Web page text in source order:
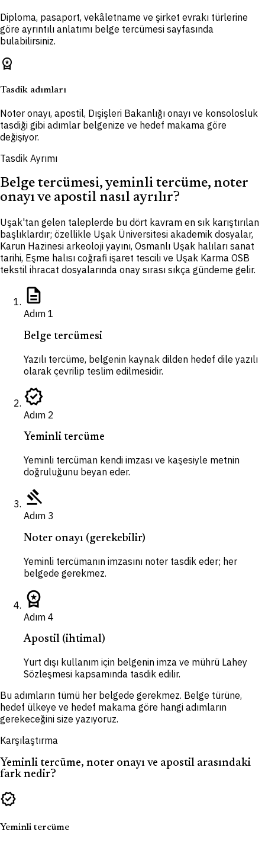
Diploma, pasaport, vekâletname ve şirket evrakı türlerine
göre ayrıntılı anlatımı belge tercümesi sayfasında
bulabilirsiniz.
workspace_premium
Tasdik adımları
Noter onayı, apostil, Dışişleri Bakanlığı onayı ve konsolosluk
tasdiği gibi adımlar belgenize ve hedef makama göre
değişiyor.
Tasdik Ayrımı
Belge tercümesi, yeminli tercüme, noter
onayı ve apostil nasıl ayrılır?
Uşak'tan gelen taleplerde bu dört kavram en sık karıştırılan
başlıklardır; özellikle Uşak Üniversitesi akademik dosyalar,
Karun Hazinesi arkeoloji yayını, Osmanlı Uşak halıları sanat
tarihi, Eşme halısı coğrafi işaret tescili ve Uşak Karma OSB
tekstil ihracat dosyalarında onay sırası sıkça gündeme gelir.
description
Adım 1
Belge tercümesi
Yazılı tercüme, belgenin kaynak dilden hedef dile yazılı
olarak çevrilip teslim edilmesidir.
verified
Adım 2
Yeminli tercüme
Yeminli tercüman kendi imzası ve kaşesiyle metnin
doğruluğunu beyan eder.
gavel
Adım 3
Noter onayı (gerekebilir)
Yeminli tercümanın imzasını noter tasdik eder; her
belgede gerekmez.
workspace_premium
Adım 4
Apostil (ihtimal)
Yurt dışı kullanım için belgenin imza ve mührü Lahey
Sözleşmesi kapsamında tasdik edilir.
Bu adımların tümü her belgede gerekmez. Belge türüne,
hedef ülkeye ve hedef makama göre hangi adımların
gerekeceğini size yazıyoruz.
Karşılaştırma
Yeminli tercüme, noter onayı ve apostil arasındaki
fark nedir?
verified
Yeminli tercüme